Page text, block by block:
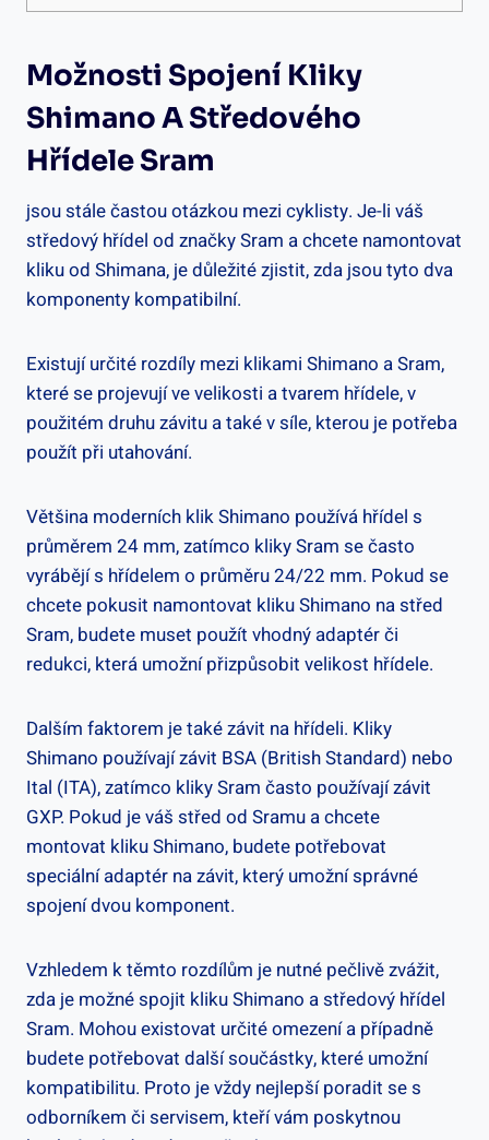
Možnosti⁤ Spojení‍ Kliky
Shimano A Středového
Hřídele Sram
⁣jsou stále častou ‍otázkou‍ mezi cyklisty. Je-li váš
středový hřídel​ od značky Sram a⁤ chcete namontovat
kliku od⁤ Shimana, je důležité ⁢zjistit, zda jsou ⁤tyto‌ dva
komponenty ⁢kompatibilní.
Existují určité rozdíly mezi klikami Shimano a Sram,
které se projevují ve velikosti a tvarem hřídele, v
⁢použitém ⁢druhu závitu a také ⁢v síle, kterou je potřeba⁤
použít při​ utahování.
Většina moderních ‍klik Shimano používá hřídel s
průměrem⁤ 24 mm, zatímco kliky Sram ⁣se ⁤často​
vyrábějí ⁤s‍ hřídelem o průměru 24/22 mm. Pokud se ​
chcete pokusit namontovat kliku Shimano na střed
Sram, budete muset ⁣použít ⁤vhodný adaptér⁣ či
redukci, která umožní ​přizpůsobit velikost hřídele.
Dalším faktorem⁣ je ⁣také závit na⁤ hřídeli. Kliky‌
Shimano používají‍ závit BSA (British⁣ Standard) nebo
Ital ⁤(ITA), zatímco kliky⁢ Sram často používají závit
GXP. Pokud ‍je váš střed od Sramu a chcete
montovat kliku Shimano, ⁤budete potřebovat
speciální adaptér na⁤ závit, který umožní‌ správné
spojení dvou ⁢komponent.
Vzhledem k těmto rozdílům je nutné pečlivě zvážit,⁢
zda je možné⁤ spojit kliku Shimano​ a středový⁢ hřídel
Sram. ‍Mohou ⁤existovat určité omezení a případně‌
budete​ potřebovat další součástky, které umožní
kompatibilitu. ‍Proto je vždy nejlepší poradit ‍se s
odborníkem či servisem, kteří ​vám poskytnou‍